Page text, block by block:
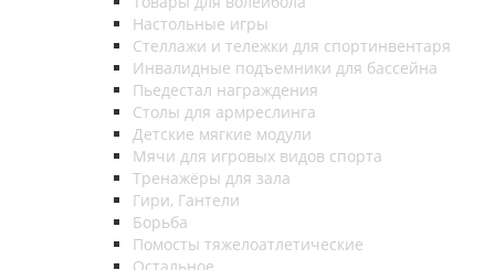
Настольные игры
Стеллажи и тележки для спортинвентаря
Инвалидные подъемники для бассейна
Пьедестал награждения
Столы для армреслинга
Детские мягкие модули
Мячи для игровых видов спорта
Тренажёры для зала
Гири, Гантели
Борьба
Помосты тяжелоатлетические